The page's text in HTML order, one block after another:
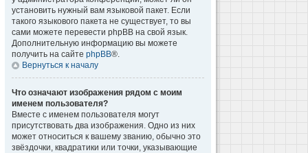
установить нужный вам языковой пакет. Если
такого языкового пакета не существует, то вы
сами можете перевести phpBB на свой язык.
Дополнительную информацию вы можете
получить на сайте phpBB®.
Вернуться к началу
Что означают изображения рядом с моим
именем пользователя?
Вместе с именем пользователя могут
присутствовать два изображения. Одно из них
может относиться к вашему званию, обычно это
звёздочки, квадратики или точки, указывающие